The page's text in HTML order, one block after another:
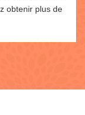
obtenir plus de